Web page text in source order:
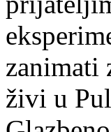
zanimati
živi u